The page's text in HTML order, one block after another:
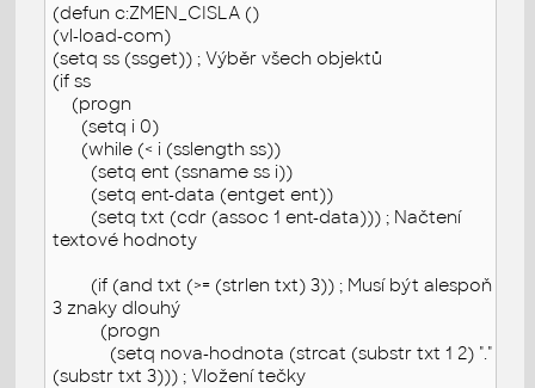
(defun c:ZMEN_CISLA ()
(vl-load-com)
(setq ss (ssget)) ; Výběr všech objektů
(if ss
(progn
(setq i 0)
(while (< i (sslength ss))
(setq ent (ssname ss i))
(setq ent-data (entget ent))
(setq txt (cdr (assoc 1 ent-data))) ; Načtení
textové hodnoty
(if (and txt (>= (strlen txt) 3)) ; Musí být alespoň
3 znaky dlouhý
(progn
(setq nova-hodnota (strcat (substr txt 1 2) "."
(substr txt 3))) ; Vložení tečky